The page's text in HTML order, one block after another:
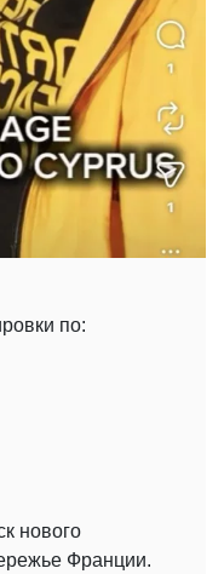
по:
нового
Франции.